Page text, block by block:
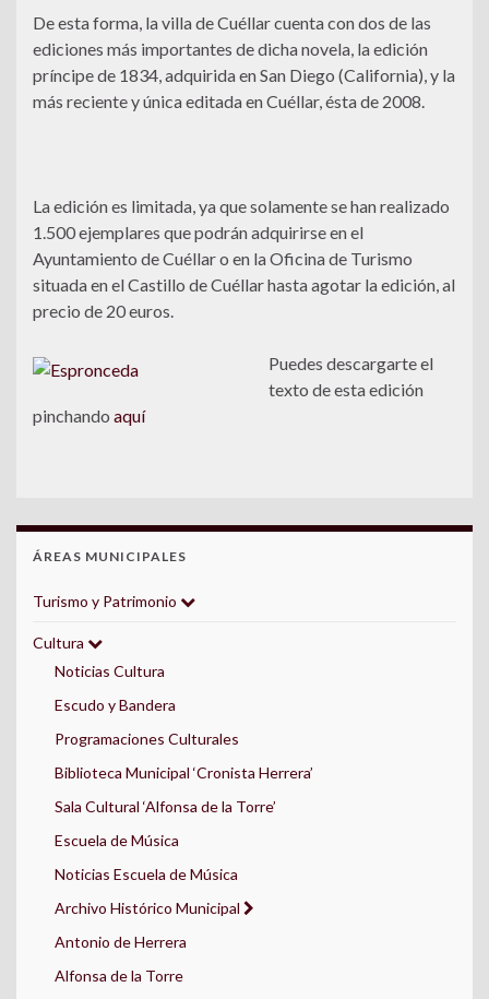
De esta forma, la villa de Cuéllar cuenta con dos de las
ediciones más importantes de dicha novela, la edición
príncipe de 1834, adquirida en San Diego (California), y la
más reciente y única editada en Cuéllar, ésta de 2008.
La edición es limitada, ya que solamente se han realizado
1.500 ejemplares que podrán adquirirse en el
Ayuntamiento de Cuéllar o en la Oficina de Turismo
situada en el Castillo de Cuéllar hasta agotar la edición, al
precio de 20 euros.
Puedes descargarte el
texto de esta edición
pinchando aquí
ÁREAS MUNICIPALES
Turismo y Patrimonio
Cultura
Noticias Cultura
Escudo y Bandera
Programaciones Culturales
Biblioteca Municipal ‘Cronista Herrera’
Sala Cultural ‘Alfonsa de la Torre’
Escuela de Música
Noticias Escuela de Música
Archivo Histórico Municipal
Antonio de Herrera
Alfonsa de la Torre